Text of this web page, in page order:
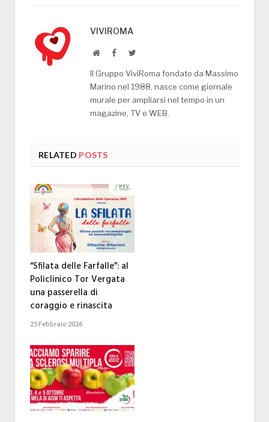
VIVIROMA
WebsiteFacebookTwitter
Il Gruppo ViviRoma fondato da Massimo
Marino nel 1988, nasce come giornale
murale per ampliarsi nel tempo in un
magazine, TV e WEB.
RELATED POSTS
“Sfilata delle Farfalle”: al
Policlinico Tor Vergata
una passerella di
coraggio e rinascita
25 Febbraio 2026